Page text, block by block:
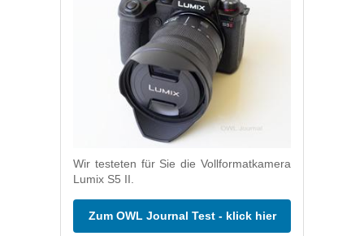
Wir testeten für Sie die Vollformatkamera
Lumix S5 II.
Zum OWL Journal Test - klick hier